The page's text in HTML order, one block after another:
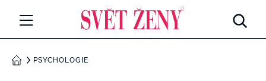
DOMŮPSYCHOLOGIE